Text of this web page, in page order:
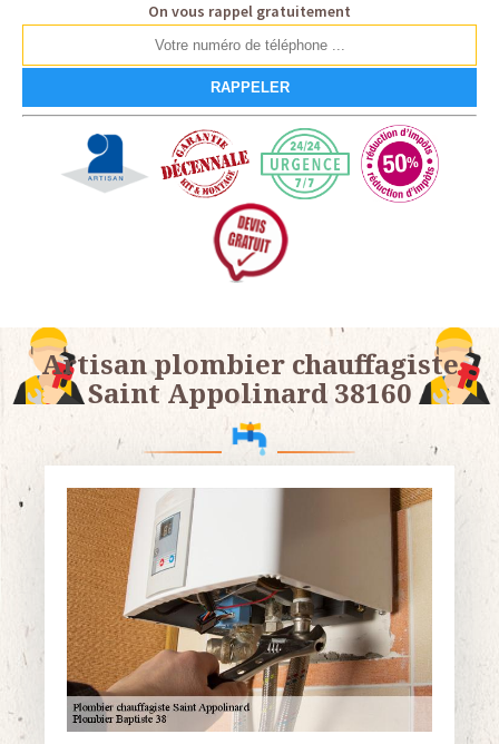
On vous rappel gratuitement
Artisan plombier chauffagiste
Saint Appolinard 38160